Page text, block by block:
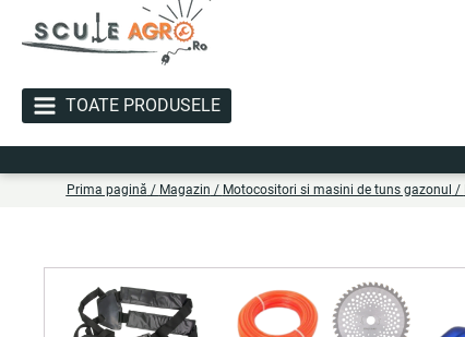
TOATE PRODUSELE
Prima pagină / Magazin / Motocositori si masini de tuns gazonul /